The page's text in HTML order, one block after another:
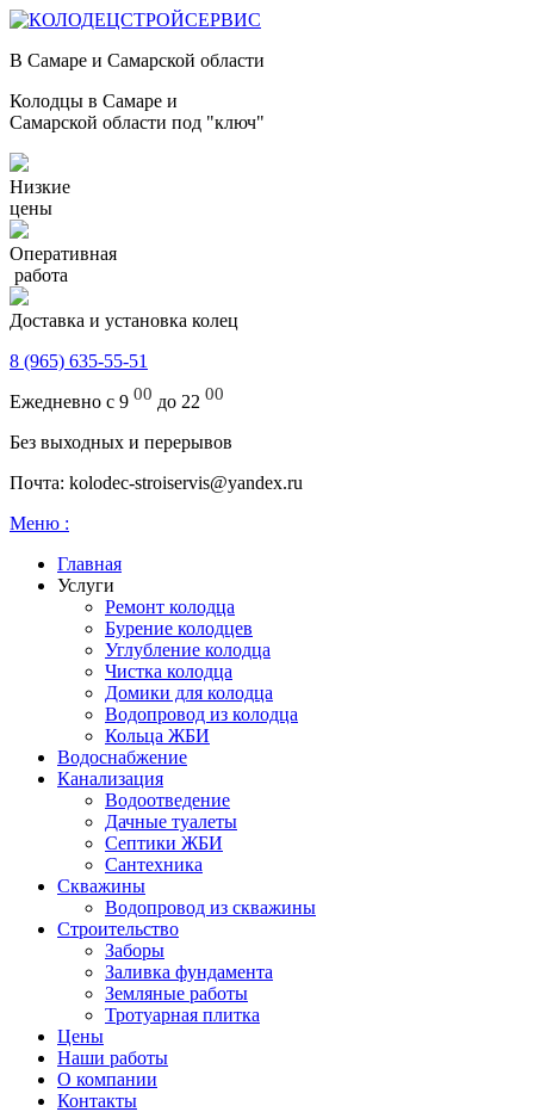
В Самаре и Самарской области
Колодцы в Самаре и
Самарской области под "ключ"
Низкие
цены
Оперативная
работа
Доставка и установка колец
8 (965) 635-55-51
Ежедневно с 9 00 до 22 00
Без выходных и перерывов
Почта: kolodec-stroiservis@yandex.ru
Меню :
Главная
Услуги
Ремонт колодца
Бурение колодцев
Углубление колодца
Чистка колодца
Домики для колодца
Водопровод из колодца
Кольца ЖБИ
Водоснабжение
Канализация
Водоотведение
Дачные туалеты
Септики ЖБИ
Сантехника
Скважины
Водопровод из скважины
Строительство
Заборы
Заливка фундамента
Земляные работы
Тротуарная плитка
Цены
Наши работы
О компании
Контакты